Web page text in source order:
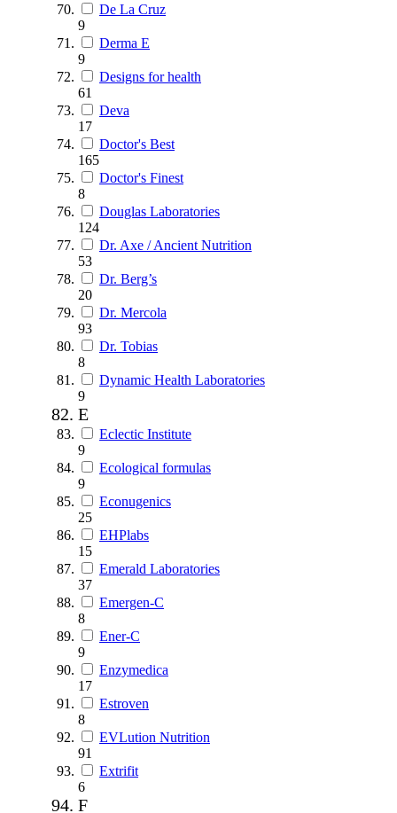
De La Cruz
9
Derma E
9
Designs for health
61
Deva
17
Doctor's Best
165
Doctor's Finest
8
Douglas Laboratories
124
Dr. Axe / Ancient Nutrition
53
Dr. Berg’s
20
Dr. Mercola
93
Dr. Tobias
8
Dynamic Health Laboratories
9
E
Eclectic Institute
9
Ecological formulas
9
Econugenics
25
EHPlabs
15
Emerald Laboratories
37
Emergen-C
8
Ener-C
9
Enzymedica
17
Estroven
8
EVLution Nutrition
91
Extrifit
6
F